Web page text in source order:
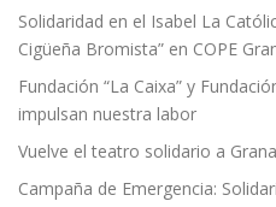
Solidaridad en el Isabel La
Cigüeña Bromista” en COPE
Fundación “La Caixa” y
impulsan nuestra labor
Vuelve el teatro solidario a
Campaña de Emergencia: